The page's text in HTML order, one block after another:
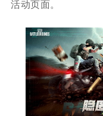
活动页面。